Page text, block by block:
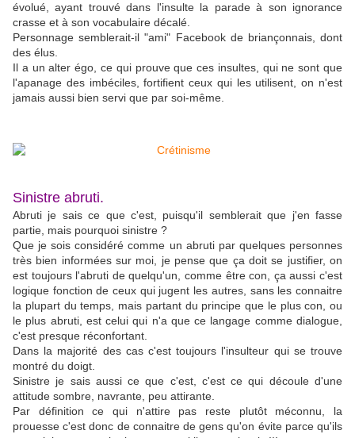
évolué, ayant trouvé dans l'insulte la parade à son ignorance
crasse et à son vocabulaire décalé.
Personnage semblerait-il "ami" Facebook de briançonnais, dont
des élus.
Il a un alter égo, ce qui prouve que ces insultes, qui ne sont que
l'apanage des imbéciles, fortifient ceux qui les utilisent, on n'est
jamais aussi bien servi que par soi-même.
Sinistre abruti.
Abruti je sais ce que c'est, puisqu'il semblerait que j'en fasse
partie, mais pourquoi sinistre ?
Que je sois considéré comme un abruti par quelques personnes
très bien informées sur moi, je pense que ça doit se justifier, on
est toujours l'abruti de quelqu'un, comme être con, ça aussi c'est
logique fonction de ceux qui jugent les autres, sans les connaitre
la plupart du temps, mais partant du principe que le plus con, ou
le plus abruti, est celui qui n'a que ce langage comme dialogue,
c'est presque réconfortant.
Dans la majorité des cas c'est toujours l'insulteur qui se trouve
montré du doigt.
Sinistre je sais aussi ce que c'est, c'est ce qui découle d'une
attitude sombre, navrante, peu attirante.
Par définition ce qui n'attire pas reste plutôt méconnu, la
prouesse c'est donc de connaitre de gens qu'on évite parce qu'ils